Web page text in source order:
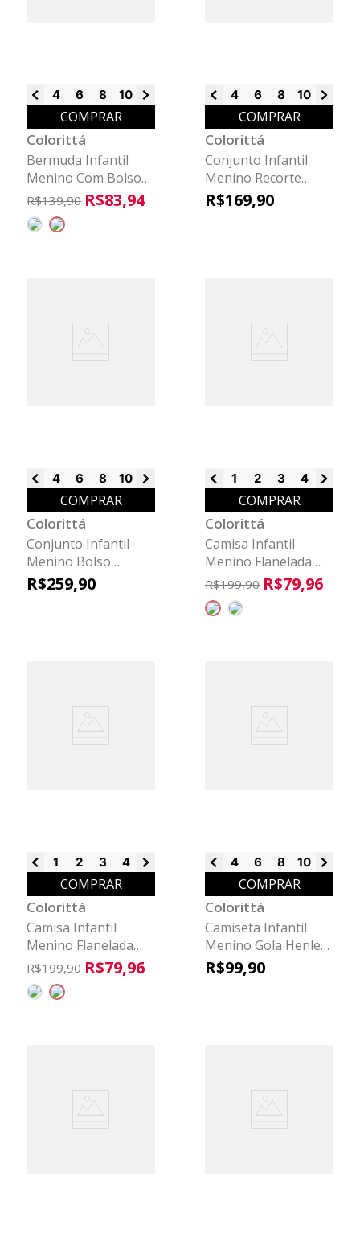
4 6 8 10 12
COMPRAR
Colorittá
Bermuda Infantil
Menino Com Bolsos
Colorittá
R$139,90 R$83,94
4 6 8 10 12
COMPRAR
Colorittá
Conjunto Infantil
Menino Recorte
Frontal Colorittá
R$169,90
4 6 8 10 12
COMPRAR
Colorittá
Conjunto Infantil
Menino Bolso
Easemove Colorittá
R$259,90
1 2 3 4 6
COMPRAR
Colorittá
Camisa Infantil
Menino Flanelada
Colorittá Preto
R$199,90 R$79,96
1 2 3 4 6
COMPRAR
Colorittá
Camisa Infantil
Menino Flanelada
Colorittá Cinza
R$199,90 R$79,96
4 6 8 10 12
COMPRAR
Colorittá
Camiseta Infantil
Menino Gola Henley
Colorittá Bege
R$99,90